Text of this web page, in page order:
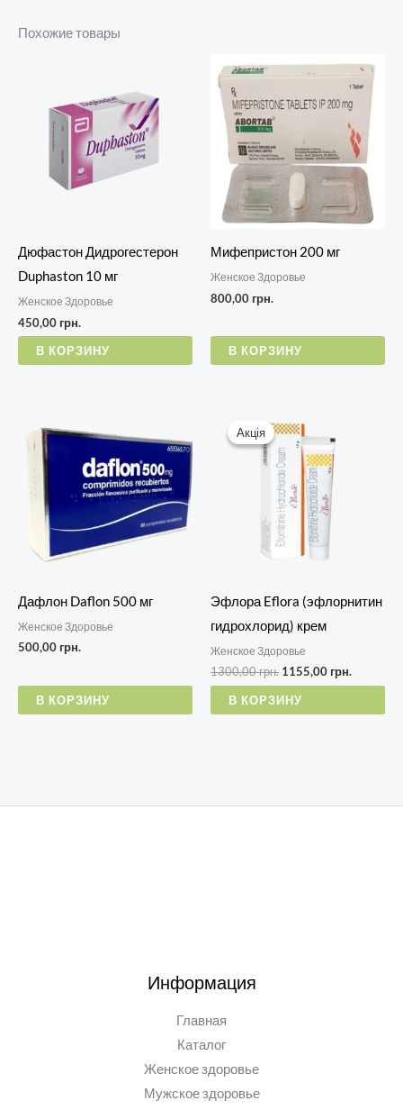
Похожие товары
Дюфастон Дидрогестерон
Duphaston 10 мг
Женское Здоровье
450,00 грн.
В КОРЗИНУ
Мифепристон 200 мг
Женское Здоровье
800,00 грн.
В КОРЗИНУ
Дафлон Daflon 500 мг
Женское Здоровье
500,00 грн.
В КОРЗИНУ
Акція
Акція
Эфлора Eflora (эфлорнитин
гидрохлорид) крем
Женское Здоровье
1300,00грн.
цена
составляла
1300,00 грн..
1155,00 грн.
В КОРЗИНУ
Информация
Главная
Каталог
Женское здоровье
Мужское здоровье